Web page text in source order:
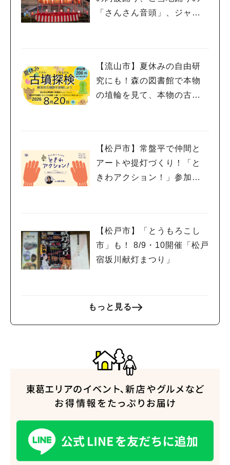
「さんさん音頭」、ジャ
【流山市】夏休みの自由研
究にも！森の図書館で本物
の埴輪を見て、本物の古墳
【松戸市】常盤平で仲間と
アートや提灯づくり！「と
きわアクション！」参加者
【松戸市】「とうもろこし
市」も！ 8/9・10開催「松戸
宿坂川献灯まつり」
もっと見る